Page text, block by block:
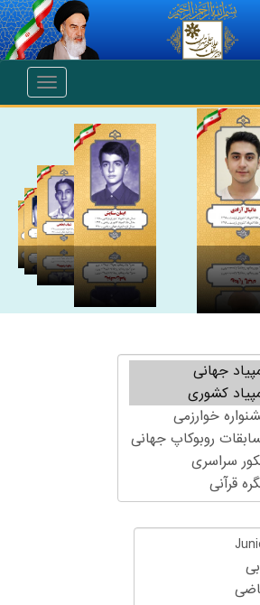
Toggle